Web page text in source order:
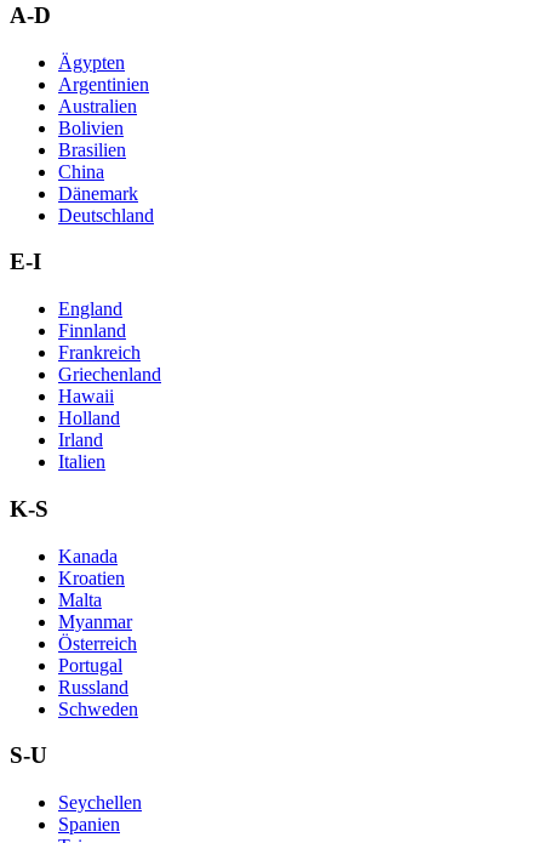
A-D
Ägypten
Argentinien
Australien
Bolivien
Brasilien
China
Dänemark
Deutschland
E-I
England
Finnland
Frankreich
Griechenland
Hawaii
Holland
Irland
Italien
K-S
Kanada
Kroatien
Malta
Myanmar
Österreich
Portugal
Russland
Schweden
S-U
Seychellen
Spanien